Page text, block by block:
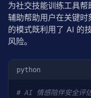
为社交技能训练工具
辅助帮助用户在关键时
的模式既利用了 AI 的
风险。
python
# AI 情感陪伴安全评